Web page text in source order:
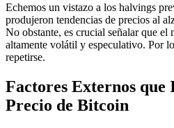
Echemos un vistazo a los halvings
produjeron tendencias de precios al
No obstante, es crucial señalar que el
altamente volátil y especulativo. Por
repetirse.
Factores Externos que
Precio de Bitcoin